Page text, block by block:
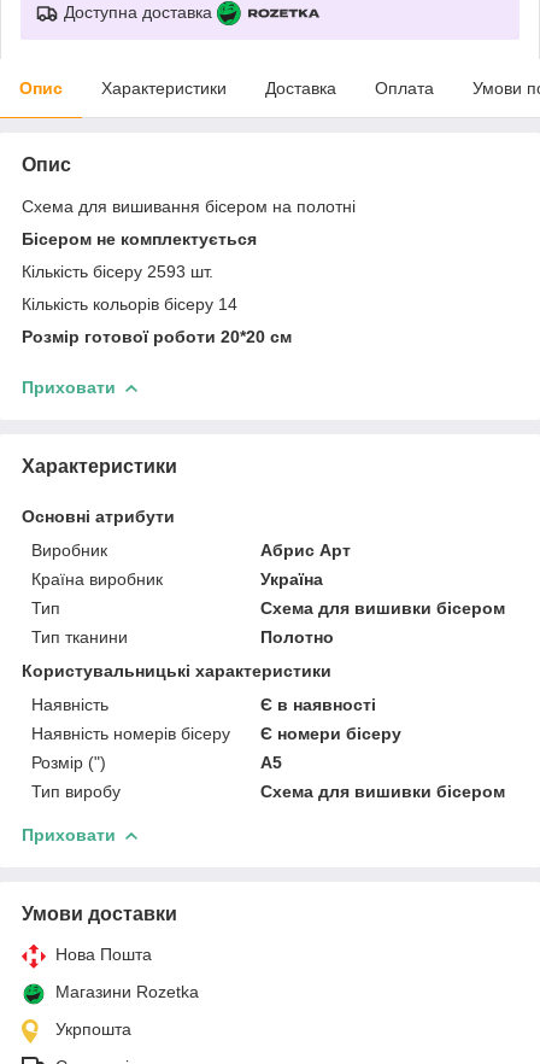
Доступна доставка
Опис Характеристики Доставка Оплата Умови
Опис
Схема для вишивання бісером на полотні
Бісером не комплектується
Кількість бісеру 2593 шт.
Кількість кольорів бісеру 14
Розмір готової роботи 20*20 см
Приховати
Характеристики
Основні атрибути
Виробник
Абрис Арт
Країна виробник
Україна
Тип
Схема для вишивки бісером
Тип тканини
Полотно
Користувальницькі характеристики
Наявність
Є в наявності
Наявність номерів бісеру
Є номери бісеру
Розмір (")
А5
Тип виробу
Схема для вишивки бісером
Приховати
Умови доставки
Нова Пошта
Магазини Rozetka
Укрпошта